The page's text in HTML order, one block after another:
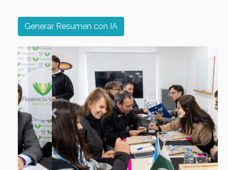
Generar Resumen con IA
Previous Next